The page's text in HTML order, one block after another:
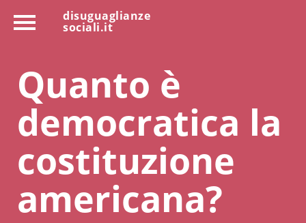
disuguaglianze
sociali.it
Quanto è
democratica la
costituzione
americana?